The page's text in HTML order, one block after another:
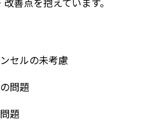
セルの未考慮
問題
題